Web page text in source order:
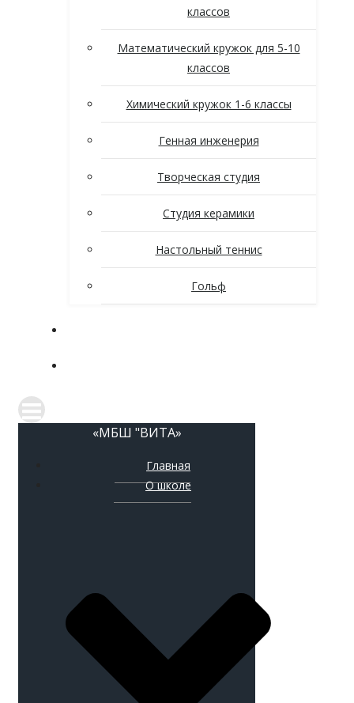
классов
Математический кружок для 5-10
классов
Химический кружок 1-6 классы
Генная инженерия
Творческая студия
Студия керамики
Настольный теннис
Гольф
«МБШ "ВИТА»
Главная
О школе